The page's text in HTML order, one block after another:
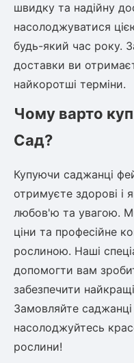
швидку та надійну
насолоджуватися
будь-який час року.
доставки ви
найкоротші терміни.
Чому варто
Сад?
Купуючи саджанці
отримуєте здорові і
любов'ю та увагою.
ціни та професійне
рослиною. Наші
допомогти вам
забезпечити
Замовляйте
насолоджуйтесь
рослини!